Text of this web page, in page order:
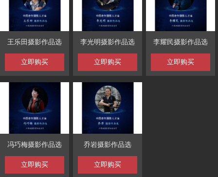
王乐田摄影作品选
立即购买
李光明摄影作品选
立即购买
李耀民摄影作品选
立即购买
冯巧梅摄影作品选
立即购买
乔岩摄影作品选
立即购买